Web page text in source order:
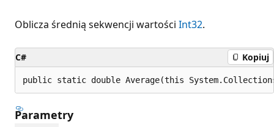
Oblicza średnią sekwencji wartości Int32.
C# Kopiuj
public static double Average(this
Parametry